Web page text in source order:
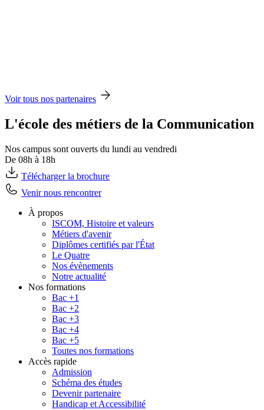
Voir tous nos partenaires
L'école des métiers de la Communication
Nos campus sont ouverts du lundi au vendredi
De 08h à 18h
Télécharger la brochure
Venir nous rencontrer
À propos
ISCOM, Histoire et valeurs
Métiers d'avenir
Diplômes certifiés par l'État
Le Quatre
Nos évènements
Notre actualité
Nos formations
Bac +1
Bac +2
Bac +3
Bac +4
Bac +5
Toutes nos formations
Accès rapide
Admission
Schéma des études
Devenir partenaire
Handicap et Accessibilité